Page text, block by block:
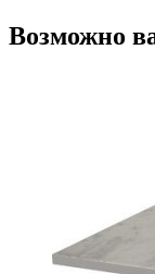
Возможно